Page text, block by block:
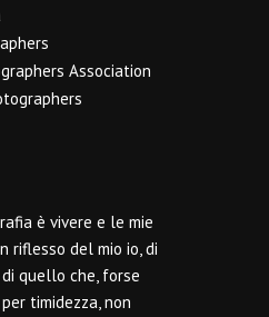
è vivere e le mie
riflesso del mio io, di
quello che, forse
timidezza, non